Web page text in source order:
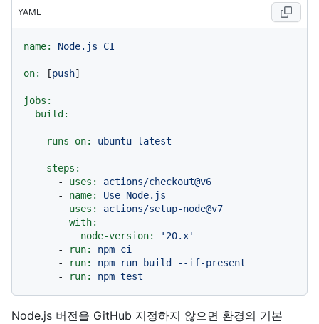
YAML
name: Node.js CI
on: [push]
jobs:
build:
runs-on: ubuntu-latest
steps:
-
uses:
actions/checkout@v6
-
name: Use Node.js
uses:
actions/setup-node@v7
with:
node-version:
'20.x'
-
run: npm ci
-
run: npm run build
--if-present
-
run: npm test
Node.js 버전을 GitHub 지정하지 않으면 환경의 기본